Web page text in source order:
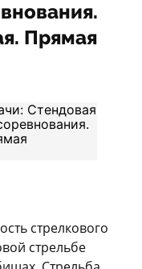
Прямая
стрелкового
стрельбе